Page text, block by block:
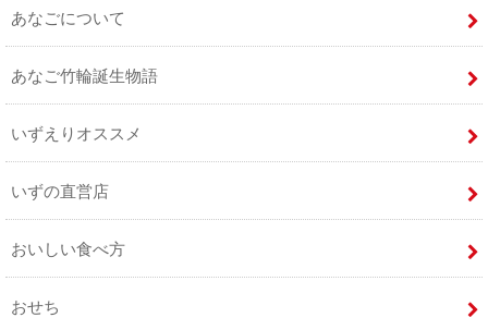
あなごについて
あなご竹輪誕生物語
いずえりオススメ
いずの直営店
おいしい食べ方
おせち